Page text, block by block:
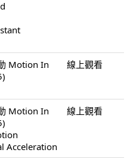
Motion In
線上觀看
Motion In
Acceleration
線上觀看